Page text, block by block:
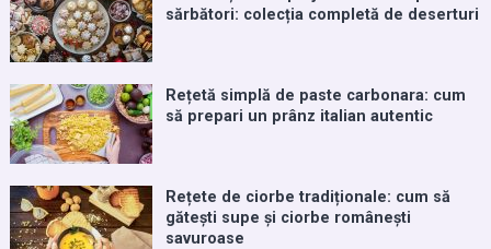
sărbători: colecția completă de deserturi
Rețetă simplă de paste carbonara: cum
să prepari un prânz italian autentic
Rețete de ciorbe tradiționale: cum să
gătești supe și ciorbe românești
savuroase